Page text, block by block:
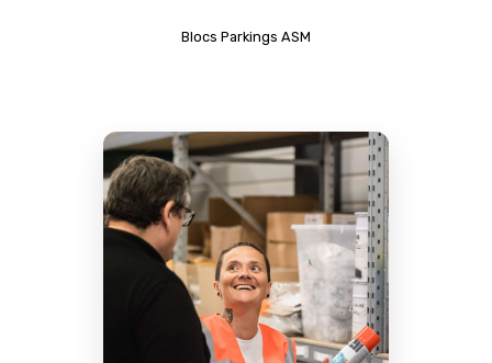
Blocs Parkings ASM